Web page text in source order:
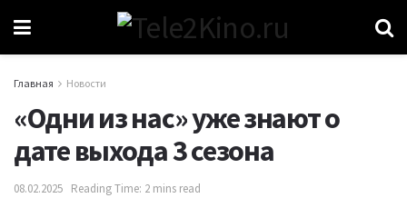
Главная Новости
«Одни из нас» уже знают о
дате выхода 3 сезона
08.02.2025 Reading Time: 2 mins read